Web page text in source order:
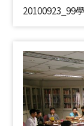
20100923_99